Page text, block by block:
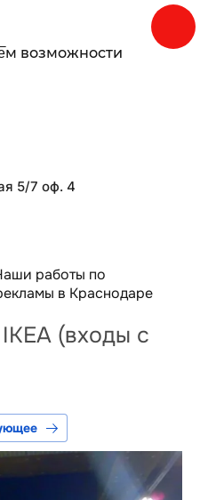
возможности
5/7 оф. 4
работы по
в Краснодаре
(входы с